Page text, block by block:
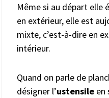
Même si au départ elle
en extérieur, elle est
mixte, c’est-à-dire en
intérieur.
Quand on parle de
désigner l’ustensile en